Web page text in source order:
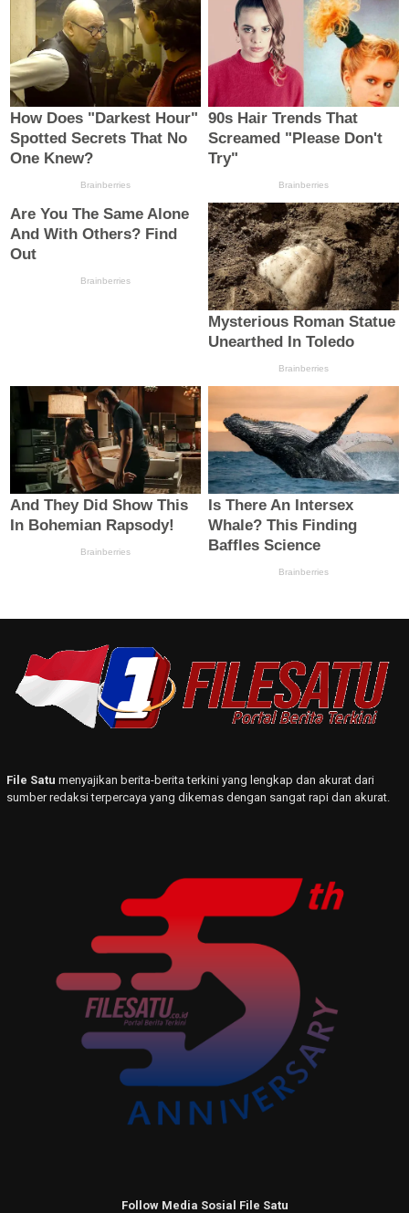
File Satu menyajikan berita-berita terkini yang lengkap dan akurat dari
sumber redaksi terpercaya yang dikemas dengan sangat rapi dan akurat.
Follow Media Sosial File Satu